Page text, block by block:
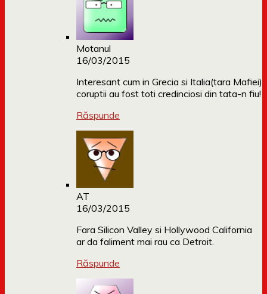
Motanul
16/03/2015
Interesant cum in Grecia si Italia(tara Mafiei)
coruptii au fost toti credinciosi din tata-n fiu!
Răspunde
AT
16/03/2015
Fara Silicon Valley si Hollywood California
ar da faliment mai rau ca Detroit.
Răspunde